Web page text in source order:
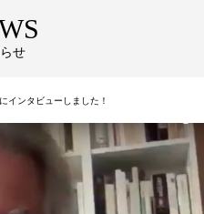
せ
インタビューしました！